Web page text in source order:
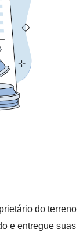
do terreno
e entregue suas